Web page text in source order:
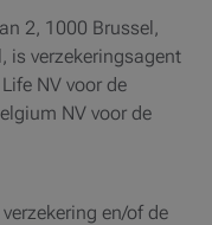
2, 1000 Brussel,
is verzekeringsagent
NV voor de
NV voor de
en/of de